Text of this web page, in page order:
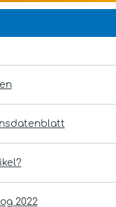
2022